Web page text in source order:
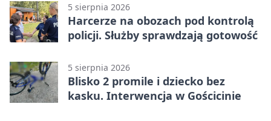
5 sierpnia 2026
Harcerze na obozach pod kontrolą
policji. Służby sprawdzają gotowość
5 sierpnia 2026
Blisko 2 promile i dziecko bez
kasku. Interwencja w Gościcinie